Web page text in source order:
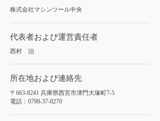
株式会社マシンツール中央
代表者および運営責任者
西村 治
所在地および連絡先
〒663-8241 兵庫県西宮市津門大塚町7-5
電話：0798-37-0270